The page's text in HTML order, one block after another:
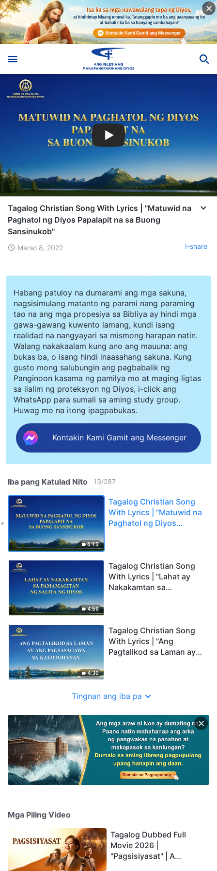
Tagalog Christian Song With Lyrics | "Matuwid na
Paghatol ng Diyos Papalapit na sa Buong
Sansinukob"
Marso 8, 2022 I-share
Habang patuloy na dumarami ang mga sakuna,
nagsisimulang matanto ng parami nang paraming
tao na ang mga propesiya sa Bibliya ay hindi mga
gawa-gawang kuwento lamang, kundi isang
realidad na nangyayari sa mismong harapan natin.
Walang nakakaalam kung ano ang mauuna: ang
bukas ba, o isang hindi inaasahang sakuna. Kung
gusto mong salubungin ang pagbabalik ng
Panginoon kasama ng pamilya mo at maging ligtas
sa ilalim ng proteksyon ng Diyos, i-click ang
WhatsApp para sumali sa aming study group.
Huwag mo na itong ipagpabukas.
Kontakin Kami Gamit ang Messenger
Iba pang Katulad Nito 13/287
6:13
Tagalog Christian Song
With Lyrics | "Matuwid na
Paghatol ng Diyos
4:59
Tagalog Christian Song
With Lyrics | "Lahat ay
Nakakamtan sa
4:30
Tagalog Christian Song
With Lyrics | "Ang
Pagtalikod sa Laman ay
Tingnan ang iba pa
Mga Piling Video
Tagalog Dubbed Full
Movie 2026 |
"Pagsisiyasat" | A